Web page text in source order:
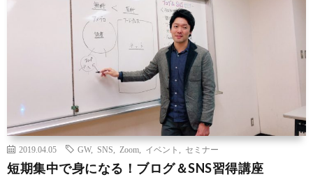
2019.04.05 GW, SNS Zoom イベント セミナー
短期集中で身になる！ブログ＆SNS習得講座